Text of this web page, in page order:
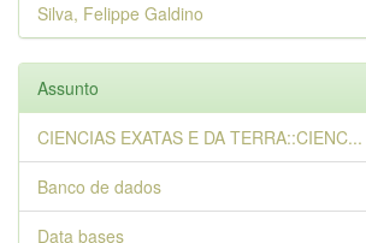
Silva, Felippe Galdino
Assunto
CIENCIAS EXATAS E DA TERRA::CIENC...
Banco de dados
Data bases